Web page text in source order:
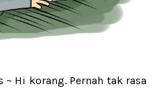
Hi korang. Pernah tak rasa